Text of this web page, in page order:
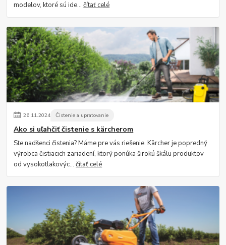
modelov, ktoré sú ide...čítať celé
26.11.2024 Čistenie a upratovanie
Ako si uľahčiť čistenie s kärcherom
Ste nadšenci čistenia? Máme pre vás riešenie. Kärcher je popredný
výrobca čistiacich zariadení, ktorý ponúka širokú škálu produktov
od vysokotlakovýc...čítať celé